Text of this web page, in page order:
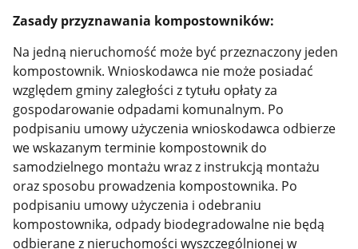
Zasady przyznawania kompostowników:
Na jedną nieruchomość może być przeznaczony jeden
kompostownik. Wnioskodawca nie może posiadać
względem gminy zaległości z tytułu opłaty za
gospodarowanie odpadami komunalnym. Po
podpisaniu umowy użyczenia wnioskodawca odbierze
we wskazanym terminie kompostownik do
samodzielnego montażu wraz z instrukcją montażu
oraz sposobu prowadzenia kompostownika. Po
podpisaniu umowy użyczenia i odebraniu
kompostownika, odpady biodegradowalne nie będą
odbierane z nieruchomości wyszczególnionej w